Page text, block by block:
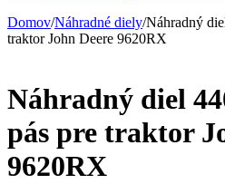
Domov/Náhradné diely/Náhradný
traktor John Deere 9620RX
Náhradný diel
pás pre traktor
9620RX